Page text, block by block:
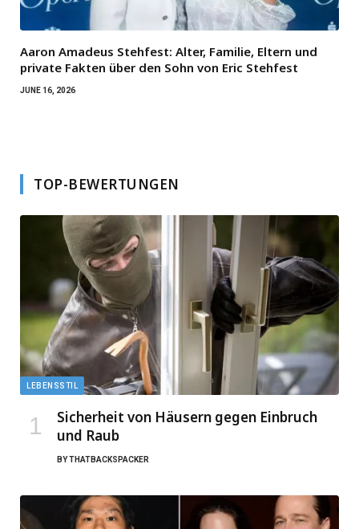
Aaron Amadeus Stehfest: Alter, Familie, Eltern und
private Fakten über den Sohn von Eric Stehfest
JUNE 16, 2026
TOP-BEWERTUNGEN
LEBENSSTIL
Sicherheit von Häusern gegen Einbruch
und Raub
BYTHATBACKSPACKER